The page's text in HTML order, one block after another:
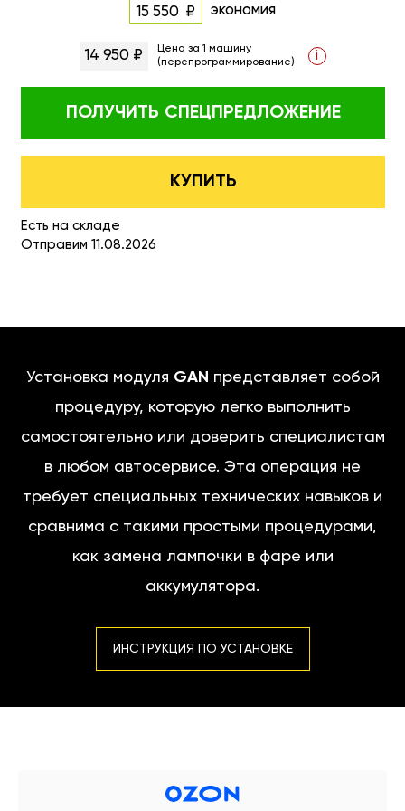
15 550 экономия
14 950 ₽
Цена за 1 машину
(перепрограммирование)
i
ПОЛУЧИТЬ СПЕЦПРЕДЛОЖЕНИЕ
КУПИТЬ
Есть на складе
Отправим 11.08.2026
Установка модуля GAN представляет собой
процедуру, которую легко выполнить
самостоятельно или доверить специалистам
в любом автосервисе. Эта операция не
требует специальных технических навыков и
сравнима с такими простыми процедурами,
как замена лампочки в фаре или
аккумулятора.
ИНСТРУКЦИЯ ПО УСТАНОВКЕ